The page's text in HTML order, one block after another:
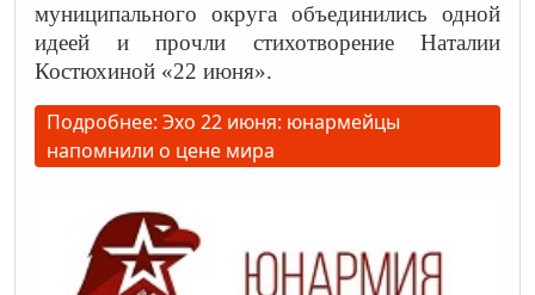
муниципального округа объединились одной
идеей и прочли стихотворение Наталии
Костюхиной «22 июня».
Подробнее: Эхо 22 июня: юнармейцы
напомнили о цене мира